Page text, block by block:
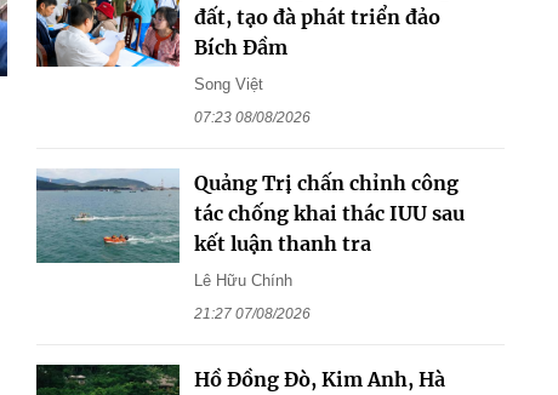
đất, tạo đà phát triển đảo
Bích Đầm
Song Việt
07:23 08/08/2026
Quảng Trị chấn chỉnh công
tác chống khai thác IUU sau
kết luận thanh tra
Lê Hữu Chính
21:27 07/08/2026
Hồ Đồng Đò, Kim Anh, Hà